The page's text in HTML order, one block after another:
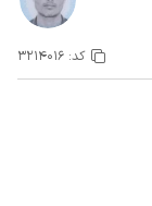
کد: 3214016